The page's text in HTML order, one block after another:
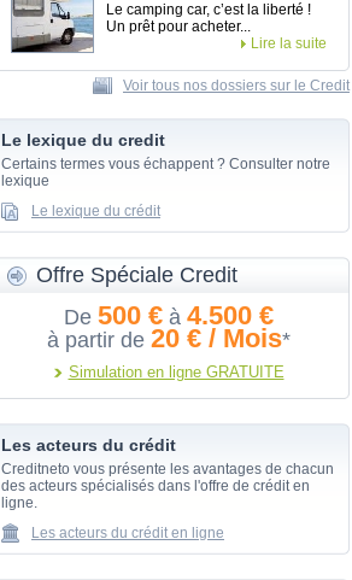
Le camping car, c’est la liberté !
Un prêt pour acheter...
Lire la suite
Voir tous nos dossiers sur le Credit
Le lexique du credit
Certains termes vous échappent ? Consulter notre
lexique
Le lexique du crédit
Offre Spéciale Credit
De 500 € à 4.500 €
à partir de 20 € / Mois*
Simulation en ligne GRATUITE
Les acteurs du crédit
Creditneto vous présente les avantages de chacun
des acteurs spécialisés dans l'offre de crédit en
ligne.
Les acteurs du crédit en ligne